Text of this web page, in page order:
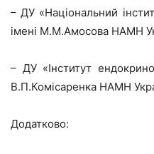
– ДУ «Національний
імені М.М.Амосова НАМН
– ДУ «Інститут
В.П.Комісаренка НАМН
Додатково: